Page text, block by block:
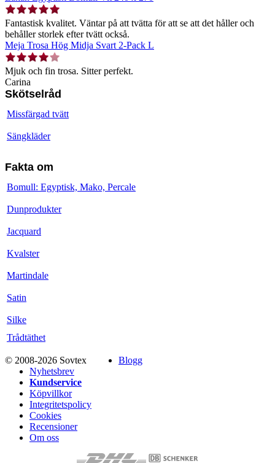
Fantastisk kvalitet. Väntar på att tvätta för att se att det håller och
behåller storlek efter tvätt också.
Meja Trosa Hög Midja Svart 2-Pack L
Mjuk och fin trosa. Sitter perfekt.
Carina
Skötselråd
Missfärgad tvätt
Sängkläder
Fakta om
Bomull: Egyptisk, Mako, Percale
Dunprodukter
Jacquard
Kvalster
Martindale
Satin
Silke
Trådtäthet
© 2008-2026 Sovtex
Blogg
Nyhetsbrev
Kundservice
Köpvillkor
Integritetspolicy
Cookies
Recensioner
Om oss